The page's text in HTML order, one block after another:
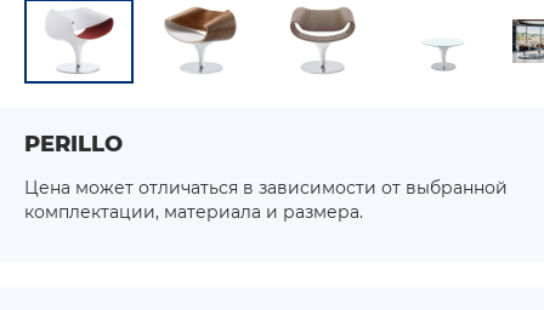
PERILLO
Цена может отличаться в зависимости от выбранной
комплектации, материала и размера.